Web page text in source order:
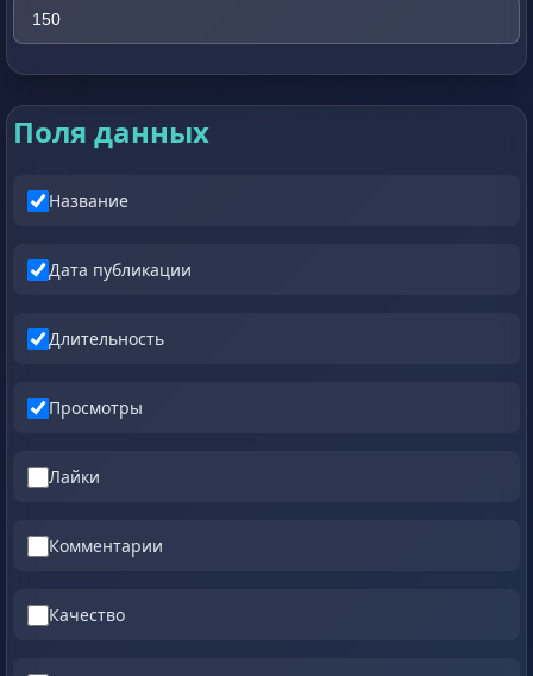
Поля данных
Название
Дата публикации
Длительность
Просмотры
Лайки
Комментарии
Качество